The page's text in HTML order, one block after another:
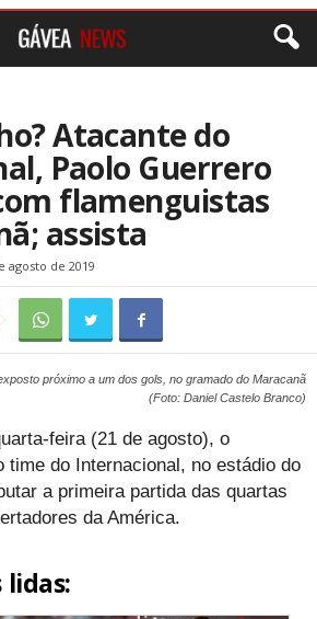
Atacante do
Paolo Guerrero
flamenguistas
assista
agosto de 2019
próximo a um dos gols, no gramado do Maracanã
(Foto: Daniel Castelo Branco)
feira (21 de agosto), o
time do Internacional, no estádio do
a primeira partida das quartas
da América.